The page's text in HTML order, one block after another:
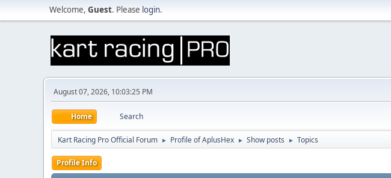
Welcome, Guest. Please login.
August 07, 2026, 10:03:25 PM
Home Search
Kart Racing Pro Official Forum ► Profile of AplusHex ► Show posts ► Topics
Profile Info